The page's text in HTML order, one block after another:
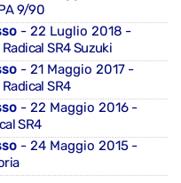
9/90
- 22 Luglio 2018 -
SR4 Suzuki
- 21 Maggio 2017 -
SR4
- 22 Maggio 2016 -
SR4
- 24 Maggio 2015 -